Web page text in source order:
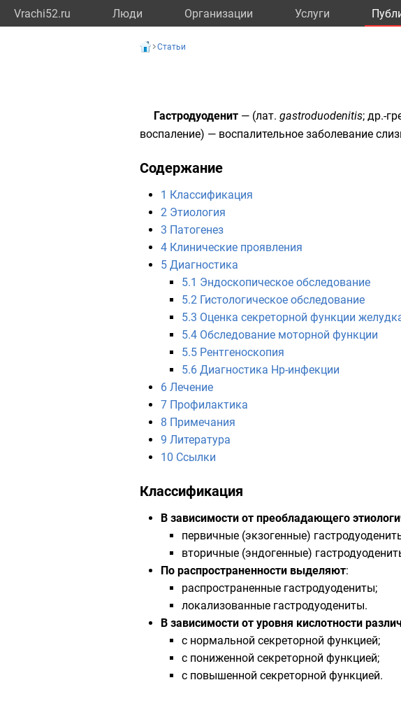
Vrachi52.ru Люди Организации Услуги
Статьи
Гастродуоденит — (лат. gastroduodenitis; др.-
воспаление) — воспалительное заболевание
Содержание
1 Классификация
2 Этиология
3 Патогенез
4 Клинические проявления
5 Диагностика
5.1 Эндоскопическое обследование
5.2 Гистологическое обследование
5.3 Оценка секреторной функции
5.4 Обследование моторной функции
5.5 Рентгеноскопия
5.6 Диагностика Нр-инфекции
6 Лечение
7 Профилактика
8 Примечания
9 Литература
10 Ссылки
Классификация
В зависимости от преобладающего
первичные (экзогенные)
вторичные (эндогенные)
По распространенности выделяют:
распространенные гастродуодениты;
локализованные гастродуодениты.
В зависимости от уровня кислотности
с нормальной секреторной функцией;
с пониженной секреторной функцией;
с повышенной секреторной функцией.